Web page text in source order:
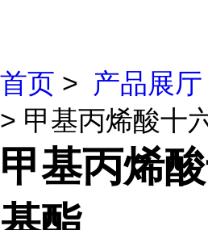
首页 > 产品展厅
> 甲基丙烯酸十
甲基丙烯